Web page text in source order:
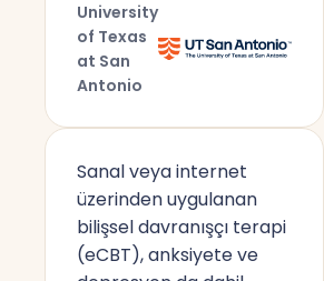
University
of Texas
at San
Antonio
Sanal veya internet
üzerinden uygulanan
bilişsel davranışçı terapi
(eCBT), anksiyete ve